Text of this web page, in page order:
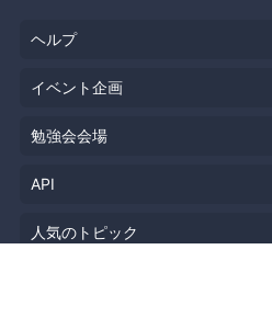
ヘルプ
イベント企画
勉強会会場
API
人気のトピック